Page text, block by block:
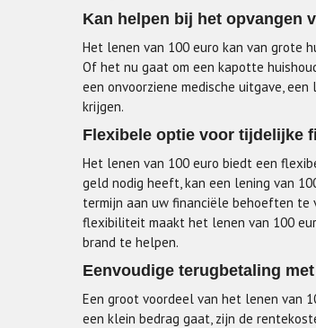
Kan helpen bij het opvangen
Het lenen van 100 euro kan van grote
Of het nu gaat om een kapotte
een onvoorziene medische uitgave,
krijgen.
Flexibele optie voor tijdelijke
Het lenen van 100 euro biedt een
geld nodig heeft, kan een lening van
termijn aan uw financiële behoeften te
flexibiliteit maakt het lenen van 100
brand te helpen.
Eenvoudige terugbetaling
Een groot voordeel van het lenen van
een klein bedrag gaat, zijn de